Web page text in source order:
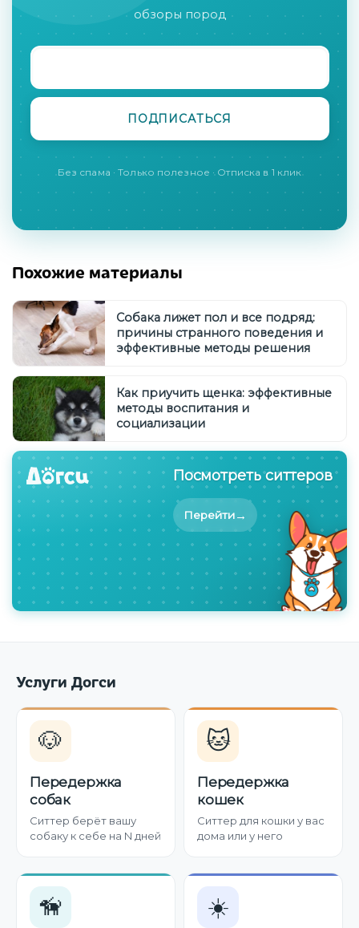
обзоры пород
Без спама · Только полезное · Отписка в 1 клик
Похожие материалы
Собака лижет пол и все подряд:
причины странного поведения и
эффективные методы решения
Как приучить щенка: эффективные
методы воспитания и
социализации
Посмотреть ситтеров
Перейти→
Услуги Догси
🐶
Передержка
собак
Ситтер берёт вашу
собаку к себе на N дней
🐱
Передержка
кошек
Ситтер для кошки у вас
дома или у него
🦮 ☀️